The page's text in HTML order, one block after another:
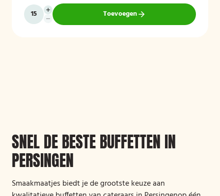
Toevoegen
SNEL DE BESTE BUFFETTEN IN
PERSINGEN
Smaakmaatjes biedt je de grootste keuze aan